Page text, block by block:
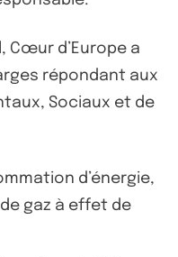
Cœur d’Europe a
répondant aux
Sociaux et de
d’énergie,
gaz à effet de